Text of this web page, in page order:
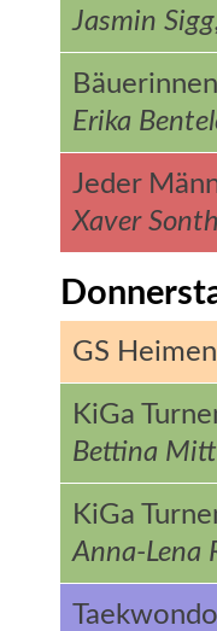
Jasmin
Bäuerinnen
Erika
Jeder
Xaver
GS
KiGa
Bettina
KiGa
Anna-Lena